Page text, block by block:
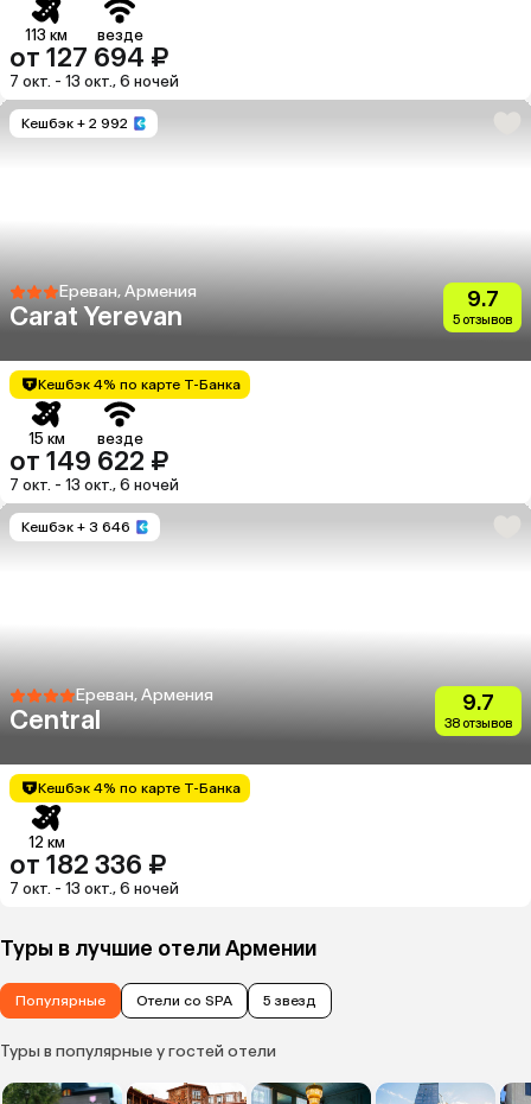
113 км везде
от 127 694 ₽
7 окт. - 13 окт., 6 ночей
Кешбэк + 2 992
Ереван, Армения
Carat Yerevan
9.7
5 отзывов
Кешбэк 4% по карте Т-Банка
15 км везде
от 149 622 ₽
7 окт. - 13 окт., 6 ночей
Кешбэк + 3 646
Ереван, Армения
Central
9.7
38 отзывов
Кешбэк 4% по карте Т-Банка
12 км
от 182 336 ₽
7 окт. - 13 окт., 6 ночей
Туры в лучшие отели Армении
Популярные Отели со SPA 5 звезд
Туры в популярные у гостей отели